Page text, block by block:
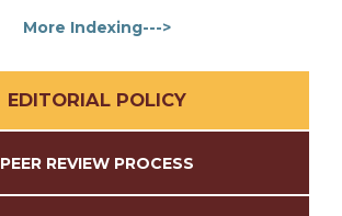
More Indexing--->
EDITORIAL POLICY
PEER REVIEW PROCESS